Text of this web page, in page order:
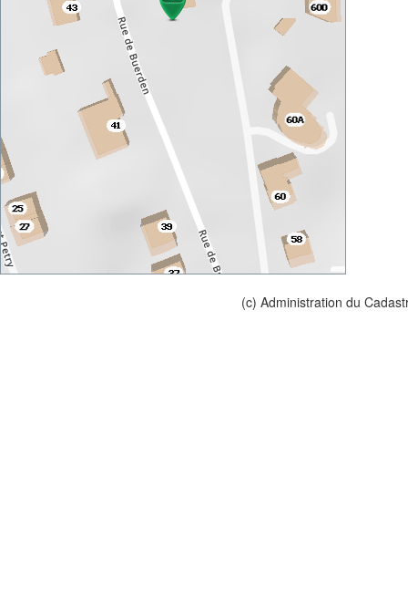
(c) Administration du